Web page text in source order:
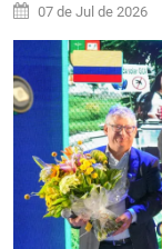
07 de Jul de 2026